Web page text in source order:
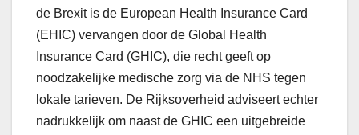
de Brexit is de European Health Insurance Card
(EHIC) vervangen door de Global Health
Insurance Card (GHIC), die recht geeft op
noodzakelijke medische zorg via de NHS tegen
lokale tarieven. De Rijksoverheid adviseert echter
nadrukkelijk om naast de GHIC een uitgebreide